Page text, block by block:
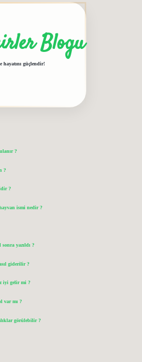
Blogu
hayatını güçlendir!
?
?
?
ismi nedir ?
yazıldı ?
giderilir ?
iyi gelir mi ?
var mı ?
görülebilir ?